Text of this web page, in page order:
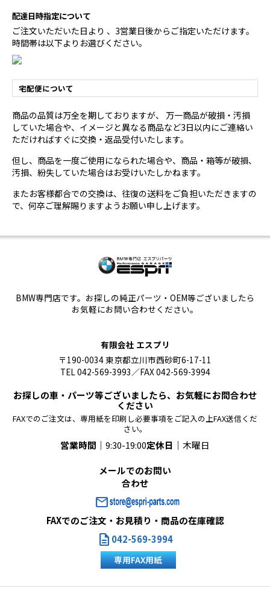
配達日時指定について
ご注文いただいた日より 、3営業日後からご指定いただけます。
時間帯は以下よりお選びください。
宅配便について
商品の品質は万全を期しておりますが、 万一商品が破損・汚損
していた場合や、イメージと異なる商品など3日以内にご連絡い
ただければすぐに交換・返品受付いたします。
但し、商品を一度ご使用になられた場合や、商品・箱等が破損、
汚損、紛失していた場合はお受けいたしかねます。
またお客様都合での交換は、往復の送料をご負担いただきますの
で、何卒ご理解賜りますようお願い申し上げます。
BMW専門店です。お探しの純正パーツ・OEM等ございましたら
お気軽にお問い合わせください。
有限会社 エスプリ
〒190-0034 東京都立川市西砂町6-17-11
TEL 042-569-3993／FAX 042-569-3994
お探しの車・パーツ等ございましたら、お気軽にお問合わせ
ください
FAXでのご注文は、専用紙を印刷し必要事項をご記入の上FAX送信くだ
さい。
営業時間｜ 9:30-19:00定休日｜ 木曜日
メールでのお問い
合わせ
mail
FAXでのご注文・お見積り・商品の在庫確認
description 042-569-3994
専用FAX用紙